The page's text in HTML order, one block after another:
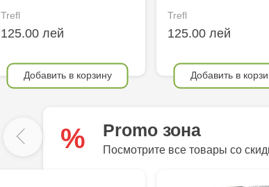
Trefl
125.00 лей
Добавить в корзину
Trefl
125.00 лей
Добавить в
% Promo зона
Посмотрите все товары со